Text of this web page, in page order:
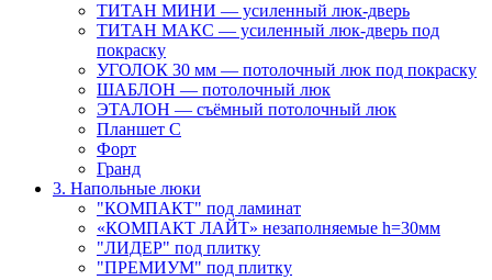
ТИТАН МИНИ — усиленный люк-дверь
ТИТАН МАКС — усиленный люк-дверь под
покраску
УГОЛОК 30 мм — потолочный люк под покраску
ШАБЛОН — потолочный люк
ЭТАЛОН — съёмный потолочный люк
Планшет С
Форт
Гранд
3. Напольные люки
"КОМПАКТ" под ламинат
«КОМПАКТ ЛАЙТ» незаполняемые h=30мм
"ЛИДЕР" под плитку
"ПРЕМИУМ" под плитку